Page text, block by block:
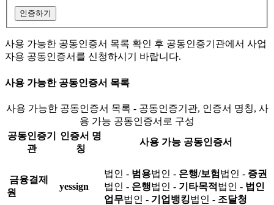
인증하기
사용 가능한 공동인증서 목록 확인 후 공동인증기관에서 사업
자용 공동인증서를 신청하시기 바랍니다.
사용 가능한 공동인증서 목록
사용 가능한 공동인증서 목록 - 공동인증기관, 인증서 명칭, 사
용 가능 공동인증서로 구성
공동인증기
관
인증서 명
칭
사용 가능 공동인증서
금융결제
원
yessign
법인 - 범용법인 - 은행/보험 법인 - 증권
법인 - 은행법인 - 기타목적 법인 - 법인
업무법인 - 기업뱅킹법인 - 조달청